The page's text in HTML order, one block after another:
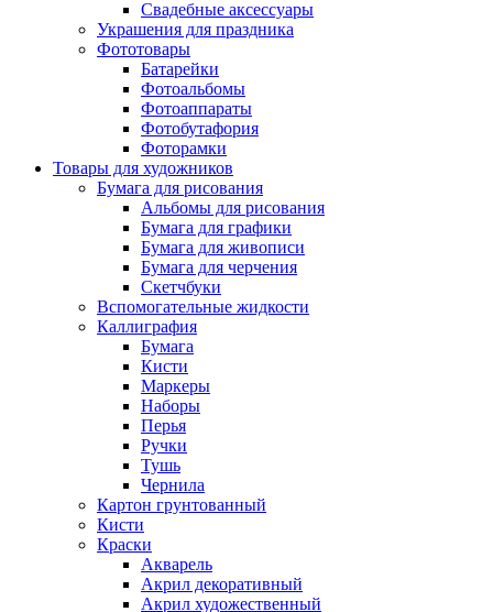
Свадебные аксессуары
Украшения для праздника
Фототовары
Батарейки
Фотоальбомы
Фотоаппараты
Фотобутафория
Фоторамки
Товары для художников
Бумага для рисования
Альбомы для рисования
Бумага для графики
Бумага для живописи
Бумага для черчения
Скетчбуки
Вспомогательные жидкости
Каллиграфия
Бумага
Кисти
Маркеры
Наборы
Перья
Ручки
Тушь
Чернила
Картон грунтованный
Кисти
Краски
Акварель
Акрил декоративный
Акрил художественный